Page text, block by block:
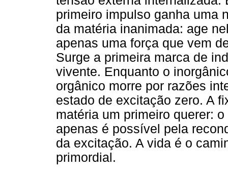
primeiro impulso ganha uma
da matéria inanimada: age
apenas uma força que vem
Surge a primeira marca de
vivente. Enquanto o
orgânico morre por razões
estado de excitação zero. A
matéria um primeiro querer:
apenas é possível pela
da excitação. A vida é o
primordial.